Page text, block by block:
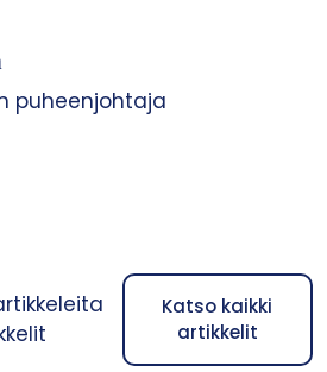
puheenjohtaja
Katso kaikki
artikkelit